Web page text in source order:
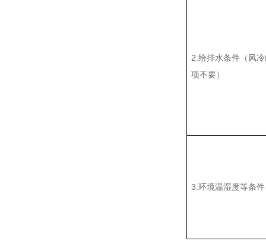
2.给排水条件（风
项不要）
3.环境温湿度等条件